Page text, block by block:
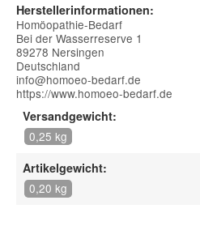
Herstellerinformationen:
Homöopathie-Bedarf
Bei der Wasserreserve 1
89278 Nersingen
Deutschland
info@homoeo-bedarf.de
https://www.homoeo-bedarf.de
Versandgewicht:
0,25 kg
Artikelgewicht:
0,20 kg